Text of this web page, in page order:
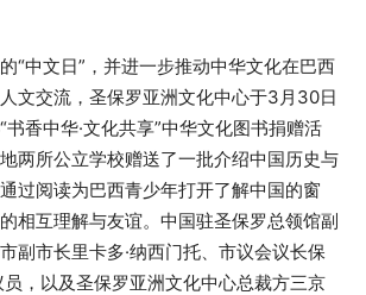
“中文日”，并进一步推动中华文化在巴西
文交流，圣保罗亚洲文化中心于3月30日
香中华·文化共享”中华文化图书捐赠活
两所公立学校赠送了一批介绍中国历史与
过阅读为巴西青少年打开了解中国的窗
相互理解与友谊。中国驻圣保罗总领馆副
副市长里卡多·纳西门托、市议会议长保
员，以及圣保罗亚洲文化中心总裁方三京